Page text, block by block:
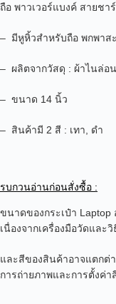
ถือ พาวเวอร์แบงค์ สายชา
– มีหูหิ้วสำหรับถือ พกพาส
– ผลิตจากวัสดุ : ผ้าไนล่อน
– ขนาด 14 นิ้ว
– สินค้ามี 2 สี : เทา, ดำ
รบกวนอ่านก่อนสั่งซื้อ :
ขนาดของกระเป๋า Laptop
เนื่องจากเครื่องมือวัดและ
และสีของสินค้าอาจแตกต่
การถ่ายภาพและการตั้งค่